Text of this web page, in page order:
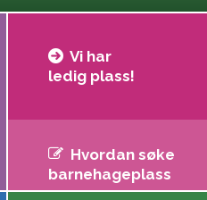
Vi har
ledig plass!
Besøk oss!
Avtal møte
Hvordan søke
barnehageplass